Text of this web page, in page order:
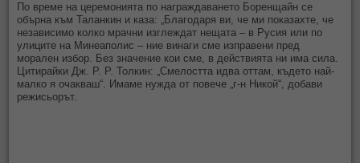
По време на церемонията по награждаването Боренщайн се
обърна към Таланкин и каза: „Благодаря ви, че ми показахте, че
независимо колко мрачни изглеждат нещата – в Русия или по
улиците на Минеаполис – ние винаги сме изправени пред
морален избор. Без значение кои сме, в действията ни има сила.
Цитирайки Дж. Р. Р. Толкин: „Смелостта идва оттам, където най-
малко я очакваш“. Имаме нужда от повече „г-н Никой“, добави
режисьорът.